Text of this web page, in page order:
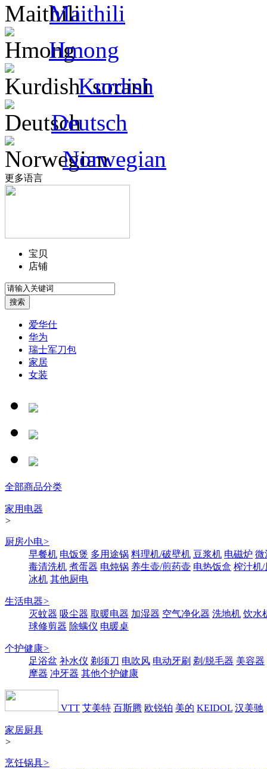
Maithili
Hmong
Kurdish
Deutsch
Norwegian
更多语言
宝贝
店铺
爱华仕
华为
瑞士军刀包
家居
女装
全部商品分类
家用电器
>
厨房小电>
早餐机 电饭煲 多用途锅 料理机/破壁机 豆浆机 电磁炉 微
毒清洗机 煮蛋器 电炖锅 养生壶/煎药壶 电热饭盒 榨汁机/
冰机 其他厨电
生活电器>
灭蚊器 吸尘器 取暖电器 加湿器 空气净化器 洗地机 饮水
球修剪器 除螨仪 电暖桌
个护健康>
足浴盆 补水仪 剃须刀 电吹风 电动牙刷 剃/脱毛器 美容器
摩器 冲牙器 其他个护健康
VTT 艾美特 百斯腾 欧锐铂 美的 KEIDOL 汉美驰
家居厨具
>
烹饪锅具>